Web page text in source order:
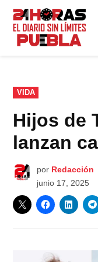
Saltar
contenido
PUBLICADO
EN
VIDA
Hijos de
lanzan
por Redacción
junio 17, 2025